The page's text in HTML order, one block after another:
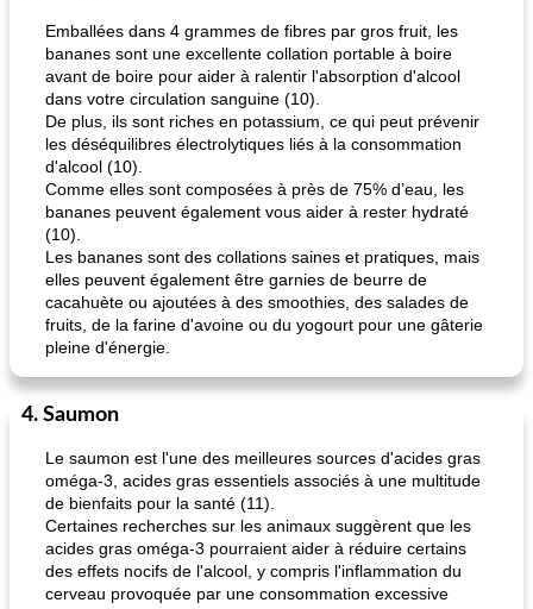
Emballées dans 4 grammes de fibres par gros fruit, les
bananes sont une excellente collation portable à boire
avant de boire pour aider à ralentir l'absorption d'alcool
dans votre circulation sanguine (10).
De plus, ils sont riches en potassium, ce qui peut prévenir
les déséquilibres électrolytiques liés à la consommation
d'alcool (10).
Comme elles sont composées à près de 75% d’eau, les
bananes peuvent également vous aider à rester hydraté
(10).
Les bananes sont des collations saines et pratiques, mais
elles peuvent également être garnies de beurre de
cacahuète ou ajoutées à des smoothies, des salades de
fruits, de la farine d'avoine ou du yogourt pour une gâterie
pleine d'énergie.
4. Saumon
Le saumon est l'une des meilleures sources d'acides gras
oméga-3, acides gras essentiels associés à une multitude
de bienfaits pour la santé (11).
Certaines recherches sur les animaux suggèrent que les
acides gras oméga-3 pourraient aider à réduire certains
des effets nocifs de l'alcool, y compris l'inflammation du
cerveau provoquée par une consommation excessive